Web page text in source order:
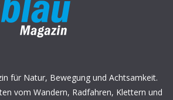
für Natur, Bewegung und Achtsamkeit.
vom Wandern, Radfahren, Klettern und